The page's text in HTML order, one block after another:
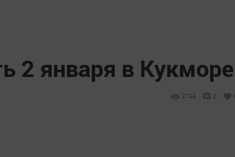
2 января в Кукморе
2744 0